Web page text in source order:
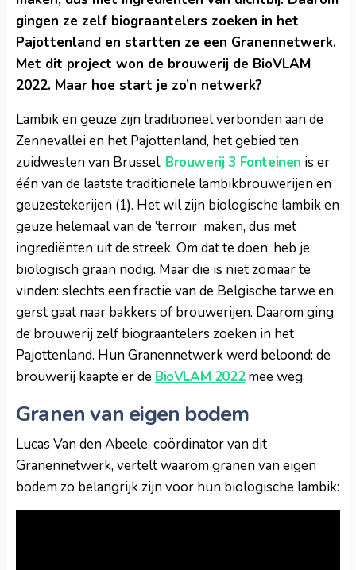
gingen ze zelf biograantelers zoeken in het
Pajottenland en startten ze een Granennetwerk.
Met dit project won de brouwerij de BioVLAM
2022. Maar hoe start je zo’n netwerk?
Lambik en geuze zijn traditioneel verbonden aan de
Zennevallei en het Pajottenland, het gebied ten
zuidwesten van Brussel. Brouwerij 3 Fonteinen is er
één van de laatste traditionele lambikbrouwerijen en
geuzestekerijen (1). Het wil zijn biologische lambik en
geuze helemaal van de ‘terroir’ maken, dus met
ingrediënten uit de streek. Om dat te doen, heb je
biologisch graan nodig. Maar die is niet zomaar te
vinden: slechts een fractie van de Belgische tarwe en
gerst gaat naar bakkers of brouwerijen. Daarom ging
de brouwerij zelf biograantelers zoeken in het
Pajottenland. Hun Granennetwerk werd beloond: de
brouwerij kaapte er de BioVLAM 2022mee weg.
Granen van eigen bodem
Lucas Van den Abeele, coördinator van dit
Granennetwerk, vertelt waarom granen van eigen
bodem zo belangrijk zijn voor hun biologische lambik: